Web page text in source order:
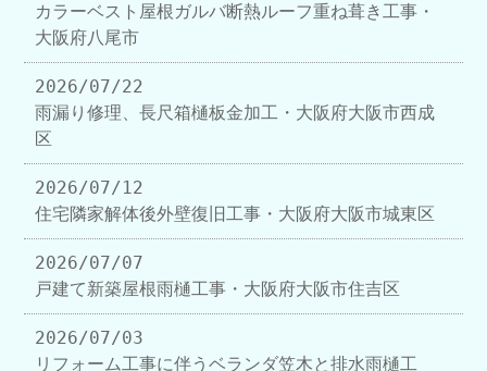
カラーベスト屋根ガルバ断熱ルーフ重ね葺き工事・
大阪府八尾市
2026/07/22
雨漏り修理、長尺箱樋板金加工・大阪府大阪市西成
区
2026/07/12
住宅隣家解体後外壁復旧工事・大阪府大阪市城東区
2026/07/07
戸建て新築屋根雨樋工事・大阪府大阪市住吉区
2026/07/03
リフォーム工事に伴うベランダ笠木と排水雨樋工